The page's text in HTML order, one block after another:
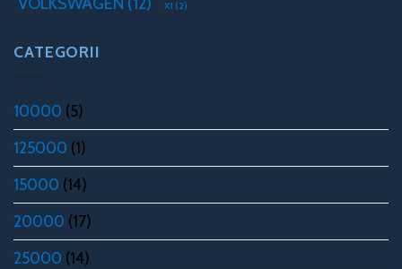
X1 (2)
CATEGORII
10000 (5)
125000 (1)
15000 (14)
20000 (17)
25000 (14)